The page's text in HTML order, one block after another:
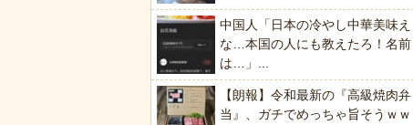
中国人「日本の冷やし中華美味え
な…本国の人にも教えたろ！名前
は…」...
【朗報】令和最新の『高級焼肉弁
当』、ガチでめっちゃ旨そうｗｗ